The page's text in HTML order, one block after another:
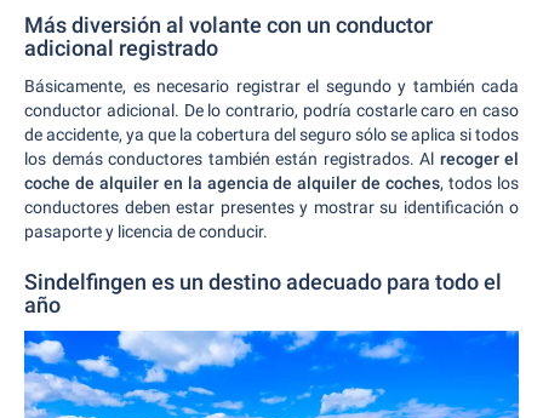
Más diversión al volante con un conductor
adicional registrado
Básicamente, es necesario registrar el segundo y también cada
conductor adicional. De lo contrario, podría costarle caro en caso
de accidente, ya que la cobertura del seguro sólo se aplica si todos
los demás conductores también están registrados. Al recoger el
coche de alquiler en la agencia de alquiler de coches, todos los
conductores deben estar presentes y mostrar su identificación o
pasaporte y licencia de conducir.
Sindelfingen es un destino adecuado para todo el
año